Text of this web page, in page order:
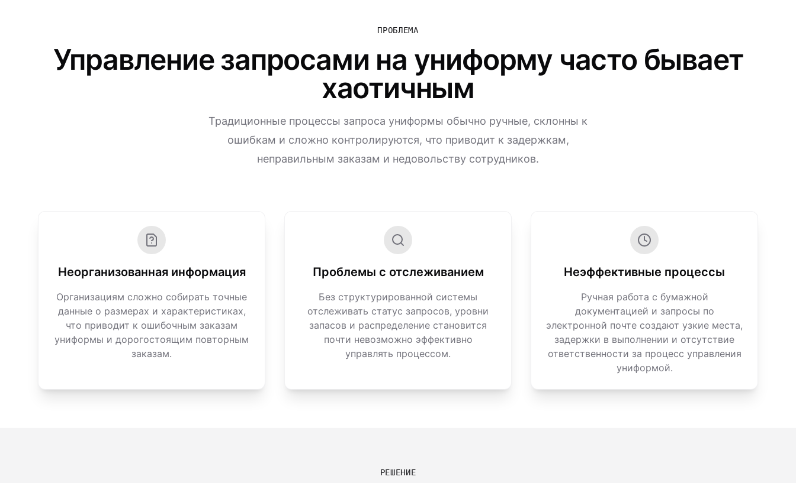
ПРОБЛЕМА
Управление запросами на униформу часто бывает
хаотичным
Традиционные процессы запроса униформы обычно ручные, склонны к
ошибкам и сложно контролируются, что приводит к задержкам,
неправильным заказам и недовольству сотрудников.
Неорганизованная информация
Организациям сложно собирать точные
данные о размерах и характеристиках,
что приводит к ошибочным заказам
униформы и дорогостоящим повторным
заказам.
Проблемы с отслеживанием
Без структурированной системы
отслеживать статус запросов, уровни
запасов и распределение становится
почти невозможно эффективно
управлять процессом.
Неэффективные процессы
Ручная работа с бумажной
документацией и запросы по
электронной почте создают узкие места,
задержки в выполнении и отсутствие
ответственности за процесс управления
униформой.
РЕШЕНИЕ